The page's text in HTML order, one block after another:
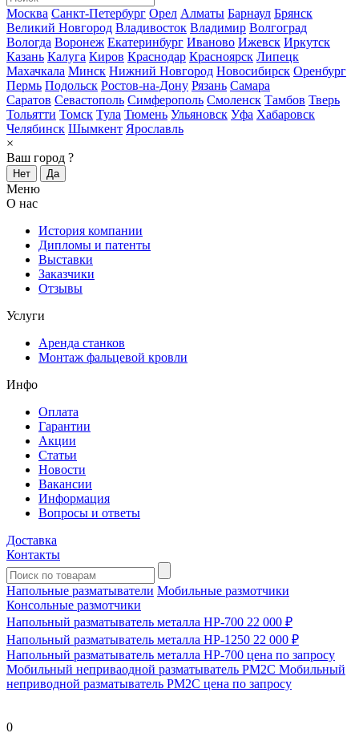
Москва Санкт-Петербург Орел Алматы Барнаул Брянск
Великий Новгород Владивосток Владимир Волгоград
Вологда Воронеж Екатеринбург Иваново Ижевск Иркутск
Казань Калуга Киров Краснодар Красноярск Липецк
Махачкала Минск Нижний Новгород Новосибирск Оренбург
Пермь Подольск Ростов-на-Дону Рязань Самара
Саратов Севастополь Симферополь Смоленск Тамбов Тверь
Тольятти Томск Тула Тюмень Ульяновск Уфа Хабаровск
Челябинск Шымкент Ярославль
×
Ваш город ?
Нет Да
Меню
О нас
История компании
Дипломы и патенты
Выставки
Заказчики
Отзывы
Услуги
Аренда станков
Монтаж фальцевой кровли
Инфо
Оплата
Гарантии
Акции
Статьи
Новости
Вакансии
Информация
Вопросы и ответы
Доставка
Контакты
Напольные разматыватели Мобильные размотчики
Консольные размотчики
Напольный разматыватель металла HP-700 22 000 ₽
Напольный разматыватель металла HP-1250 22 000 ₽
Напольный разматыватель металла HP-700 цена по запросу
Мобильный непривaодной разматыватель РМ2С Мобильный
неприводной разматыватель РМ2С цена по запросу
0